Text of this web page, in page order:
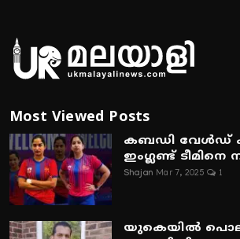
Most Viewed Posts
കബഡി വേൾഡ്
ഇംഗ്ലണ്ട് ടീമിനെ
Shajan Mar 7, 2025 1
യുകെയിൽ